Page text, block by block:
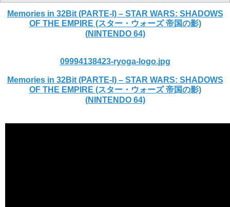
Memories in 32Bit (PARTE-I) – STAR WARS: SHADOWS
OF THE EMPIRE (スター・ウォーズ 帝国の影)
(NINTENDO 64)
09994138423-ryoga-logo.jpg
Memories in 32Bit (PARTE-I) – STAR WARS: SHADOWS
OF THE EMPIRE (スター・ウォーズ 帝国の影)
(NINTENDO 64)